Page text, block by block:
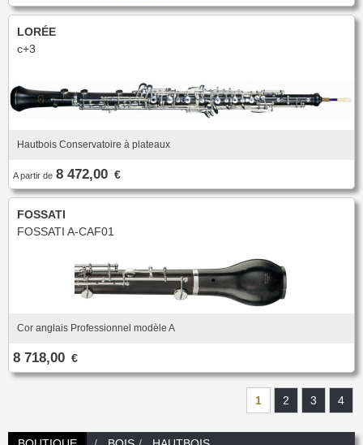
LORÉE
c+3
Hautbois Conservatoire à plateaux
A partir de 8 472,00 €
FOSSATI
FOSSATI A-CAF01
Cor anglais Professionnel modèle A
8 718,00 €
1 2 3 4